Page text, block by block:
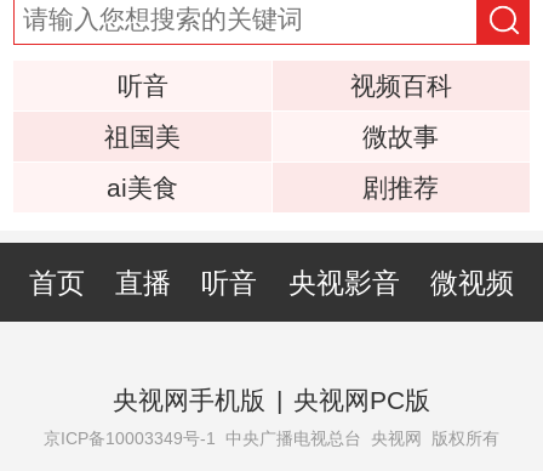
听音
视频百科
祖国美
微故事
ai美食
剧推荐
首页 直播 听音 央视影音 微视频
央视网手机版 | 央视网PC版
京ICP备10003349号-1 中央广播电视总台 央视网 版权所有